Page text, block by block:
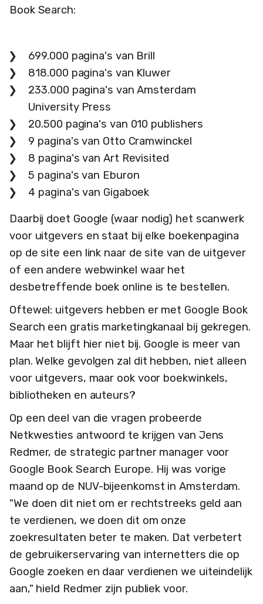
Book Search:
699.000 pagina's van Brill
818.000 pagina's van Kluwer
233.000 pagina's van Amsterdam
University Press
20.500 pagina's van 010 publishers
9 pagina's van Otto Cramwinckel
8 pagina's van Art Revisited
5 pagina's van Eburon
4 pagina's van Gigaboek
Daarbij doet Google (waar nodig) het scanwerk
voor uitgevers en staat bij elke boekenpagina
op de site een link naar de site van de uitgever
of een andere webwinkel waar het
desbetreffende boek online is te bestellen.
Oftewel: uitgevers hebben er met Google Book
Search een gratis marketingkanaal bij gekregen.
Maar het blijft hier niet bij. Google is meer van
plan. Welke gevolgen zal dit hebben, niet alleen
voor uitgevers, maar ook voor boekwinkels,
bibliotheken en auteurs?
Op een deel van die vragen probeerde
Netkwesties antwoord te krijgen van Jens
Redmer, de strategic partner manager voor
Google Book Search Europe. Hij was vorige
maand op de NUV-bijeenkomst in Amsterdam.
"We doen dit niet om er rechtstreeks geld aan
te verdienen, we doen dit om onze
zoekresultaten beter te maken. Dat verbetert
de gebruikerservaring van internetters die op
Google zoeken en daar verdienen we uiteindelijk
aan," hield Redmer zijn publiek voor.